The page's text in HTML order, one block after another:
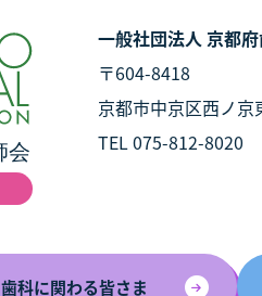
一般社団法人 京都
〒604-8418
京都市中京区西ノ京
TEL 075-812-8020
歯科に関わる皆さま